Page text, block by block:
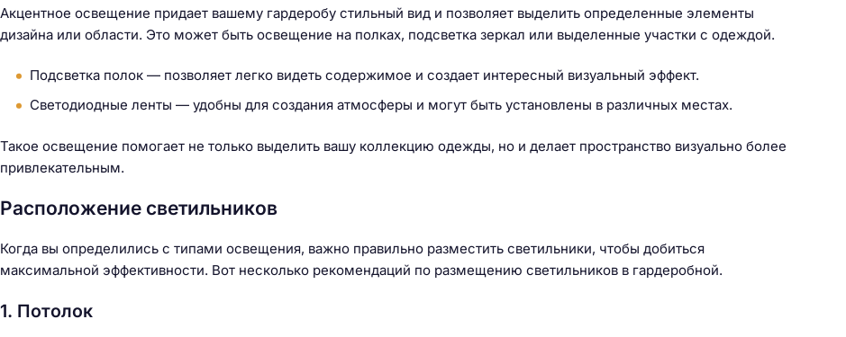
Акцентное освещение придает вашему гардеробу стильный вид и позволяет выделить определенные элементы
дизайна или области. Это может быть освещение на полках, подсветка зеркал или выделенные участки с одеждой.
Подсветка полок — позволяет легко видеть содержимое и создает интересный визуальный эффект.
Светодиодные ленты — удобны для создания атмосферы и могут быть установлены в различных местах.
Такое освещение помогает не только выделить вашу коллекцию одежды, но и делает пространство визуально более
привлекательным.
Расположение светильников
Когда вы определились с типами освещения, важно правильно разместить светильники, чтобы добиться
максимальной эффективности. Вот несколько рекомендаций по размещению светильников в гардеробной.
1. Потолок